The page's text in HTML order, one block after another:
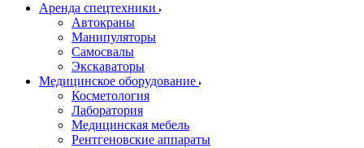
Аренда спецтехники
Автокраны
Манипуляторы
Самосвалы
Экскаваторы
Медицинское оборудование
Косметология
Лаборатория
Медицинская мебель
Рентгеновские аппараты